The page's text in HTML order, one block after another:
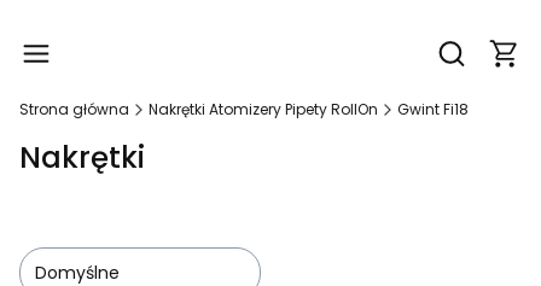
Otwórz
Strona główna Nakrętki Atomizery Pipety RollOn Gwint Fi18
Nakrętki
Domyślne